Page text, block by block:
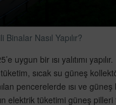
Binalar Nasıl Yapılır?
uygun bir ısı yalıtımı yapılır.
sıcak su güneş
pencerelerde ısı ve
elektrik tüketimi güneş pilleri